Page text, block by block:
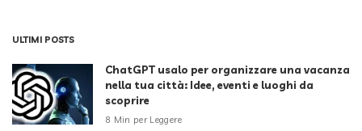
ULTIMI POSTS
ChatGPT usalo per organizzare una vacanza
nella tua città: Idee, eventi e luoghi da
scoprire
8 Min per Leggere